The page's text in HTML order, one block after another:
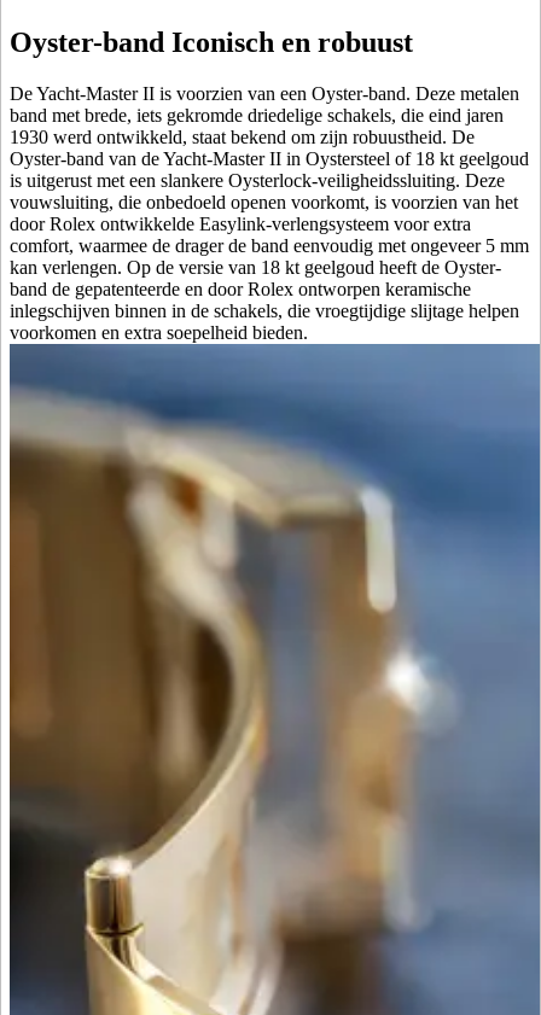
Oyster-band Iconisch en robuust
De Yacht-Master II is voorzien van een Oyster-band. Deze metalen
band met brede, iets gekromde driedelige schakels, die eind jaren
1930 werd ontwikkeld, staat bekend om zijn robuustheid. De
Oyster-band van de Yacht‑Master II in Oystersteel of 18 kt geelgoud
is uitgerust met een slankere Oysterlock-veiligheids­sluiting. Deze
vouwsluiting, die onbedoeld openen voorkomt, is voorzien van het
door Rolex ontwikkelde Easylink-verleng­systeem voor extra
comfort, waarmee de drager de band eenvoudig met ongeveer 5 mm
kan verlengen. Op de versie van 18 kt geelgoud heeft de Oyster-
band de gepatenteerde en door Rolex ontworpen keramische
inlegschijven binnen in de schakels, die vroegtijdige slijtage helpen
voorkomen en extra soepelheid bieden.